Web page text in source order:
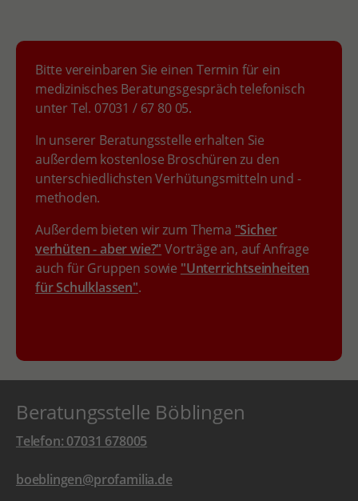
Bitte vereinbaren Sie einen Termin für ein
medizinisches Beratungsgespräch telefonisch
unter Tel. 07031 / 67 80 05.
In unserer Beratungsstelle erhalten Sie
außerdem kostenlose Broschüren zu den
unterschiedlichsten Verhütungsmitteln und -
methoden.
Außerdem bieten wir zum Thema "Sicher
verhüten - aber wie?" Vorträge an, auf Anfrage
auch für Gruppen sowie "Unterrichtseinheiten
für Schulklassen".
Beratungsstelle Böblingen
Telefon: 07031 678005
boeblingen@profamilia.de